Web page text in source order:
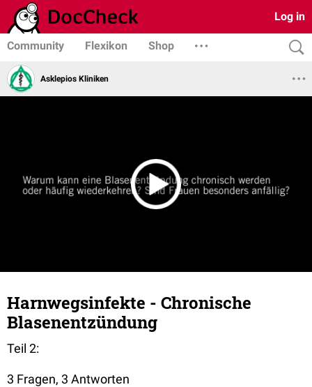
Log in
Community Flexikon Shop
Asklepios Kliniken
Harnwegsinfekte - Chronische
Blasenentzündung
Teil 2:
3 Fragen, 3 Antworten